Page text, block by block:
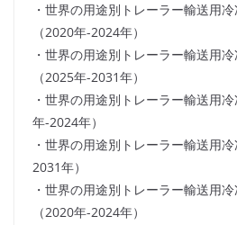
・世界の用途別トレーラー輸送用
（2020年-2024年）
・世界の用途別トレーラー輸送用
（2025年-2031年）
・世界の用途別トレーラー輸送用
年-2024年）
・世界の用途別トレーラー輸送用
2031年）
・世界の用途別トレーラー輸送用
（2020年-2024年）